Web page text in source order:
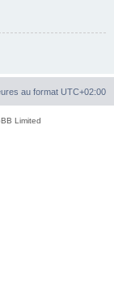
au format UTC+02:00
Limited